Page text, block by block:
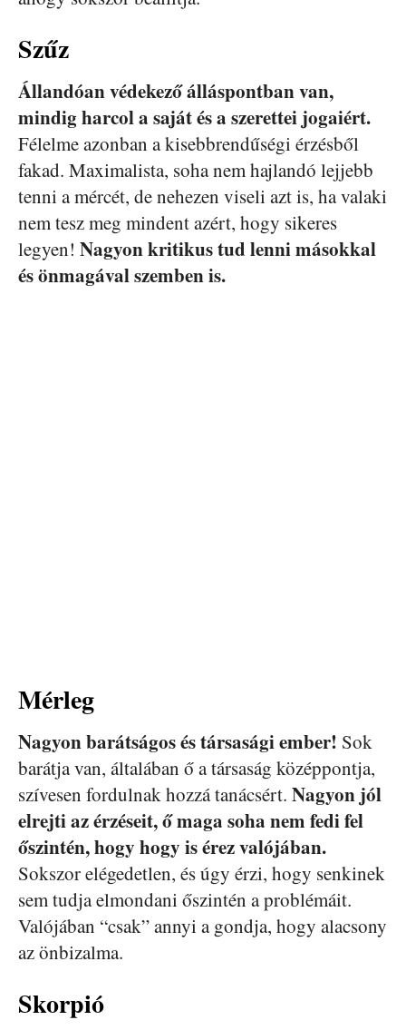
Szűz
Állandóan védekező álláspontban van,
mindig harcol a saját és a szerettei jogaiért.
Félelme azonban a kisebbrendűségi érzésből
fakad. Maximalista, soha nem hajlandó lejjebb
tenni a mércét, de nehezen viseli azt is, ha valaki
nem tesz meg mindent azért, hogy sikeres
legyen! Nagyon kritikus tud lenni másokkal
és önmagával szemben is.
Mérleg
Nagyon barátságos és társasági ember! Sok
barátja van, általában ő a társaság középpontja,
szívesen fordulnak hozzá tanácsért. Nagyon jól
elrejti az érzéseit, ő maga soha nem fedi fel
őszintén, hogy hogy is érez valójában.
Sokszor elégedetlen, és úgy érzi, hogy senkinek
sem tudja elmondani őszintén a problémáit.
Valójában “csak” annyi a gondja, hogy alacsony
az önbizalma.
Skorpió